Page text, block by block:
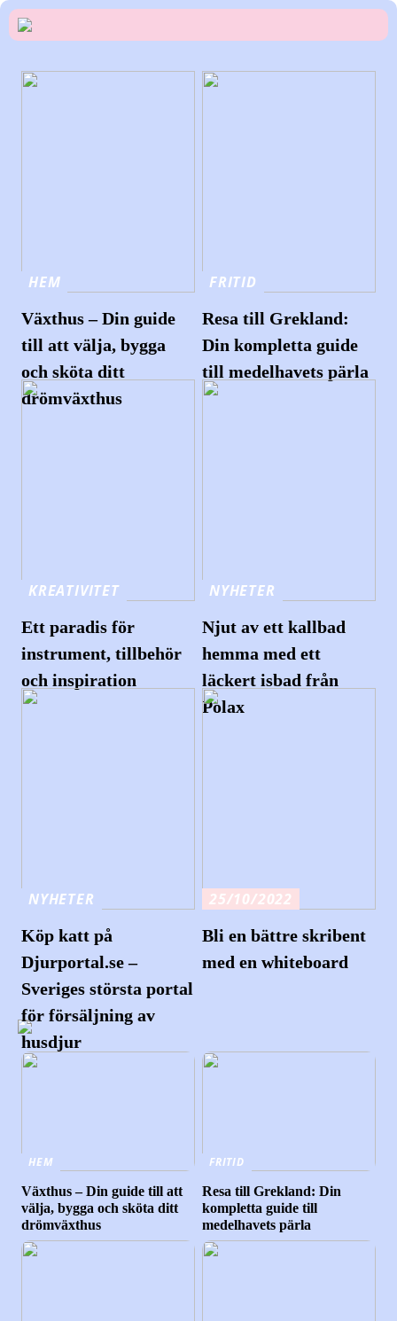
HEM
Växthus – Din guide
till att välja, bygga
och sköta ditt
drömväxthus
FRITID
Resa till Grekland:
Din kompletta guide
till medelhavets pärla
KREATIVITET
Ett paradis för
instrument, tillbehör
och inspiration
NYHETER
Njut av ett kallbad
hemma med ett
läckert isbad från
Polax
NYHETER
Köp katt på
Djurportal.se –
Sveriges största portal
för försäljning av
husdjur
25/10/2022
Bli en bättre skribent
med en whiteboard
HEM
Växthus – Din guide till att
välja, bygga och sköta ditt
drömväxthus
FRITID
Resa till Grekland: Din
kompletta guide till
medelhavets pärla